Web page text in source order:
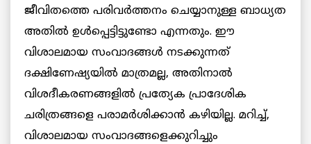
ജീവിതത്തെ പരിവർത്തനം ചെയ്യാനുള്ള ബാധ്യത
അതിൽ ഉൾപ്പെട്ടിട്ടുണ്ടോ എന്നതും. ഈ
വിശാലമായ സംവാദങ്ങൾ നടക്കുന്നത്
ദക്ഷിണേഷ്യയിൽ മാത്രമല്ല, അതിനാൽ
വിശദീകരണങ്ങളിൽ പ്രത്യേക പ്രാദേശിക
ചരിത്രങ്ങളെ പരാമർശിക്കാൻ കഴിയില്ല. മറിച്ച്,
വിശാലമായ സംവാദങ്ങളെക്കുറിച്ചും